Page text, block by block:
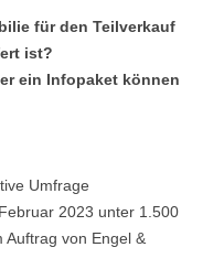
für den Teilverkauf
ist?
ein Infopaket können
Umfrage
2023 unter 1.500
Auftrag von Engel &